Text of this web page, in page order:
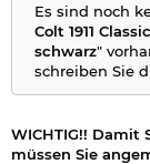
Es sind noch
Colt 1911
schwarz"
schreiben Sie
WICHTIG!! Damit
müssen Sie